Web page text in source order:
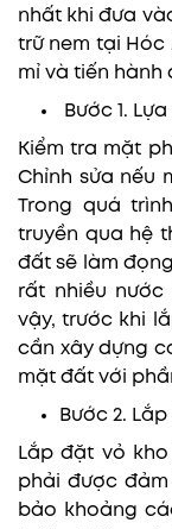
nhất khi đưa
trữ nem tại Hóc
mỉ và tiến hành
Bước 1.
Kiểm tra mặt
Chỉnh sửa nếu
Trong quá
truyền qua hệ
đất sẽ làm
rất nhiều nước
vậy, trước khi
cần xây dựng
mặt đất với
Bước 2.
Lắp đặt vỏ
phải được
bảo khoảng